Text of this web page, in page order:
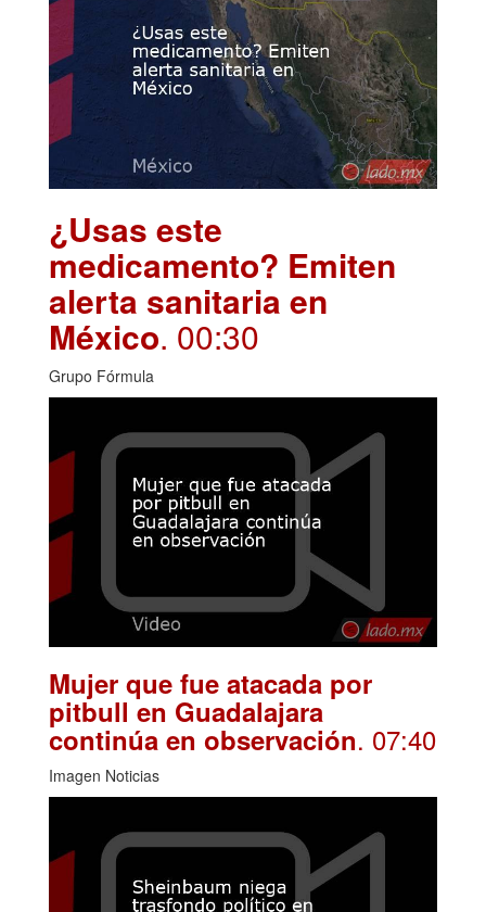
¿Usas este
medicamento? Emiten
alerta sanitaria en
México. 00:30
Grupo Fórmula
Mujer que fue atacada por
pitbull en Guadalajara
continúa en observación. 07:40
Imagen Noticias